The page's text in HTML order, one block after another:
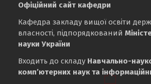
Офіційний сайт кафедри
Кафедра закладу вищої освіти
власності, підпорядкований
науки України
Входить до складу Навчально-
комп’ютерних наук та